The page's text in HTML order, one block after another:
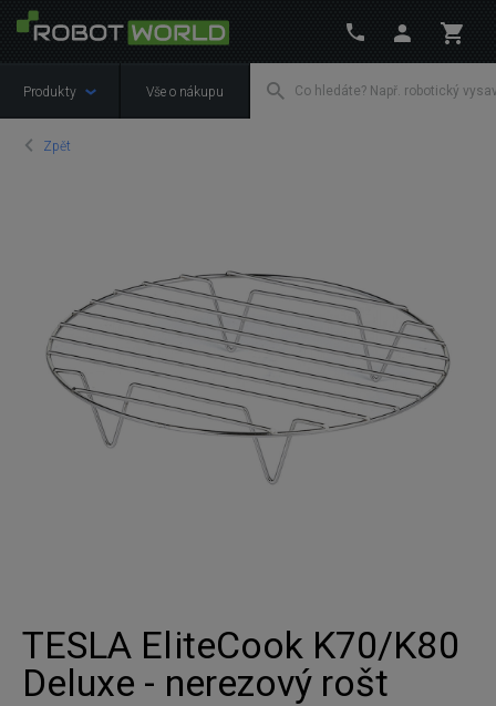
Produkty Vše o nákupu
Zpět
TESLA EliteCook K70/K80
Deluxe - nerezový rošt